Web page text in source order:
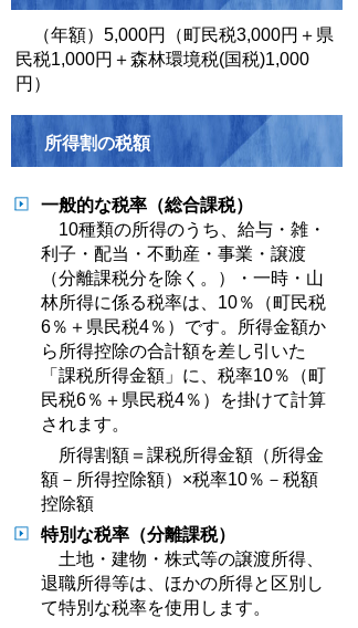
（年額）5,000円（町民税3,000円＋県
民税1,000円＋森林環境税(国税)1,000
円）
所得割の税額
一般的な税率（総合課税）
10種類の所得のうち、給与・雑・
利子・配当・不動産・事業・譲渡
（分離課税分を除く。）・一時・山
林所得に係る税率は、10％（町民税
6％＋県民税4％）です。所得金額か
ら所得控除の合計額を差し引いた
「課税所得金額」に、税率10％（町
民税6％＋県民税4％）を掛けて計算
されます。
所得割額＝課税所得金額（所得金
額－所得控除額）×税率10％－税額
控除額
特別な税率（分離課税）
土地・建物・株式等の譲渡所得、
退職所得等は、ほかの所得と区別し
て特別な税率を使用します。